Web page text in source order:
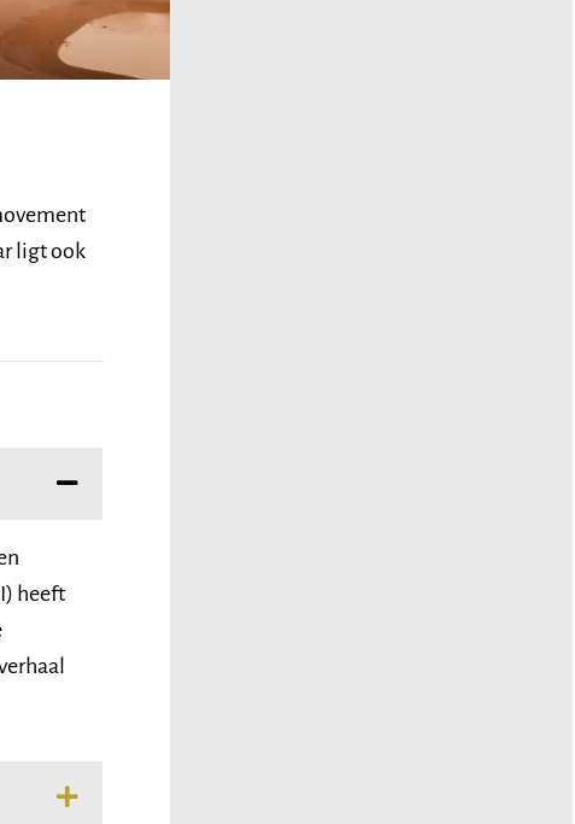
ligt ook
heeft